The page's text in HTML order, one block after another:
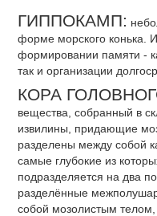
ГИППОКАМП:
форме морского конька.
формировании памяти -
так и организации
КОРА
вещества, собранный в
извилины, придающие
разделены между собой
самые глубокие из
подразделяется на два
разделённые
собой мозолистым